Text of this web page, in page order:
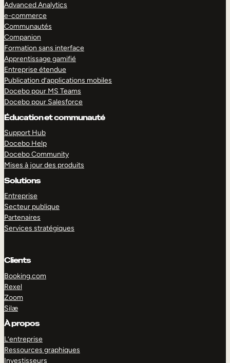
Advanced Analytics
e-commerce
Communautés
Companion
Formation sans interface
Apprentissage gamifié
Entreprise étendue
Publication d’applications mobiles
Docebo pour MS Teams
Docebo pour Salesforce
Éducation et communauté
Support Hub
Docebo Help
Docebo Community
Mises à jour des produits
Solutions
Entreprise
Secteur publique
Partenaires
Services stratégiques
Clients
Booking.com
Rexel
Zoom
Silæ
À propos
L’entreprise
Ressources graphiques
Investisseurs